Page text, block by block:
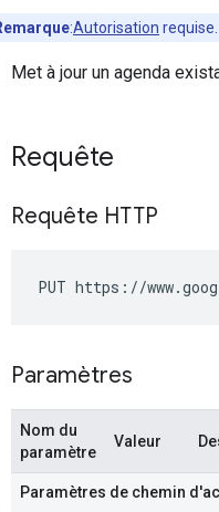
:Autorisation requise.
Met à jour un agenda
Requête
Requête HTTP
PUT https://
Paramètres
Nom du
paramètre
Valeur
Paramètres de chemin